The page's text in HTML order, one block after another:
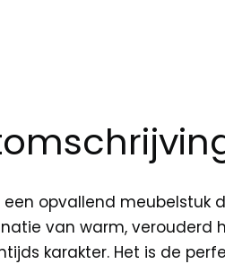
is een opvallend
van warm, verouderd
karakter. Het is de